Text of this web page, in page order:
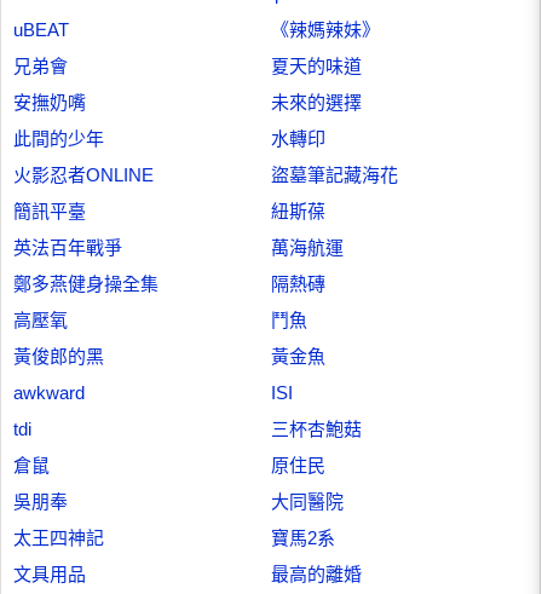
uBEAT
《辣媽辣妹》
兄弟會
夏天的味道
安撫奶嘴
未來的選擇
此間的少年
水轉印
火影忍者ONLINE
盜墓筆記藏海花
簡訊平臺
紐斯葆
英法百年戰爭
萬海航運
鄭多燕健身操全集
隔熱磚
高壓氧
鬥魚
黃俊郎的黑
黃金魚
awkward
ISI
tdi
三杯杏鮑菇
倉鼠
原住民
吳朋奉
大同醫院
太王四神記
寶馬2系
文具用品
最高的離婚